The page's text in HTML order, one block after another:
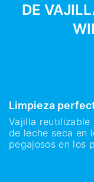
DE
Limpieza
Vajilla reutilizable
de leche seca en
pegajosos en los